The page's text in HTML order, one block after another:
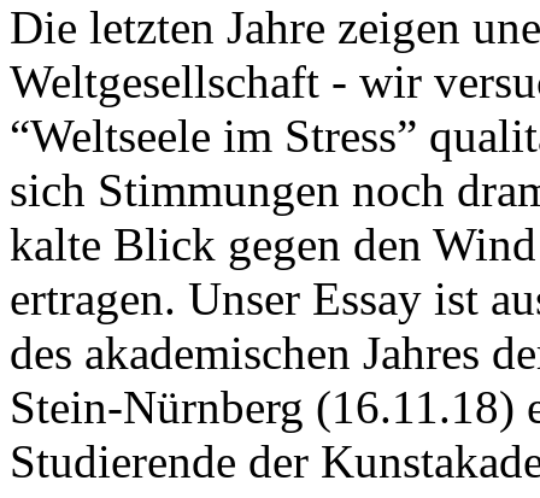
Die letzten Jahre zeigen
Weltgesellschaft - wir
“Weltseele im Stress”
sich Stimmungen noch
kalte Blick gegen den
ertragen. Unser Essay ist
des akademischen Jahres
Stein-Nürnberg (16.11.18)
Studierende der